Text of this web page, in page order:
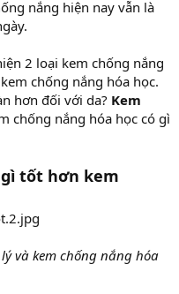
nắng hiện nay vẫn là
2 loại kem chống nắng
chống nắng hóa học.
hơn đối với da? Kem
chống nắng hóa học có gì
tốt hơn kem
và kem chống nắng hóa